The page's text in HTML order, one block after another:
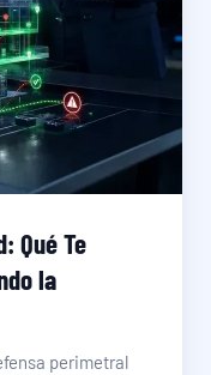
Qué Te
la
perimetral